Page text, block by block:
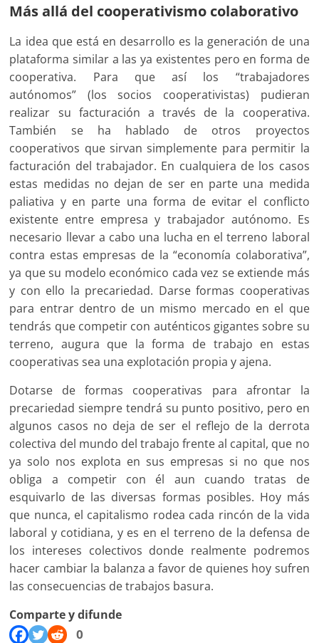
Más allá del cooperativismo colaborativo
La idea que está en desarrollo es la generación de una
plataforma similar a las ya existentes pero en forma de
cooperativa. Para que así los “trabajadores
autónomos” (los socios cooperativistas) pudieran
realizar su facturación a través de la cooperativa.
También se ha hablado de otros proyectos
cooperativos que sirvan simplemente para permitir la
facturación del trabajador. En cualquiera de los casos
estas medidas no dejan de ser en parte una medida
paliativa y en parte una forma de evitar el conflicto
existente entre empresa y trabajador autónomo. Es
necesario llevar a cabo una lucha en el terreno laboral
contra estas empresas de la “economía colaborativa”,
ya que su modelo económico cada vez se extiende más
y con ello la precariedad. Darse formas cooperativas
para entrar dentro de un mismo mercado en el que
tendrás que competir con auténticos gigantes sobre su
terreno, augura que la forma de trabajo en estas
cooperativas sea una explotación propia y ajena.
Dotarse de formas cooperativas para afrontar la
precariedad siempre tendrá su punto positivo, pero en
algunos casos no deja de ser el reflejo de la derrota
colectiva del mundo del trabajo frente al capital, que no
ya solo nos explota en sus empresas si no que nos
obliga a competir con él aun cuando tratas de
esquivarlo de las diversas formas posibles. Hoy más
que nunca, el capitalismo rodea cada rincón de la vida
laboral y cotidiana, y es en el terreno de la defensa de
los intereses colectivos donde realmente podremos
hacer cambiar la balanza a favor de quienes hoy sufren
las consecuencias de trabajos basura.
Comparte y difunde
0